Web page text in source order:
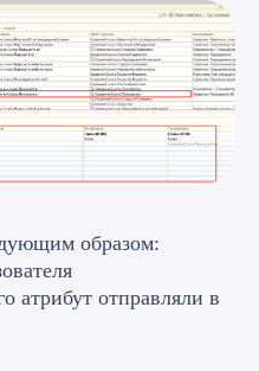
образом:
атрибут отправляли в